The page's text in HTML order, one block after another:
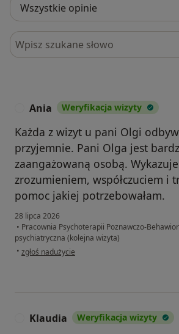
Szukaj w opiniach
Ania Weryfikacja wizyty
Każda z wizyt u pani Olgi
przyjemnie. Pani Olga jest
zaangażowaną osobą.
zrozumieniem, współczuciem i
pomoc jakiej potrzebowałam.
28 lipca 2026
• Pracownia Psychoterapii Poznawczo-
psychiatryczna (kolejna wizyta)
• w opinii użytkownika Ania
zgłoś nadużycie
Klaudia Weryfikacja wizyty